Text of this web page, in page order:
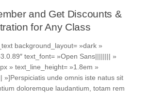
and Get Discounts &
for Any Class
background_layout= »dark »
text_font= »Open Sans|||||||| »
» text_line_height= »1.8em »
»]Perspiciatis unde omnis iste natus sit
doloremque laudantium, totam rem